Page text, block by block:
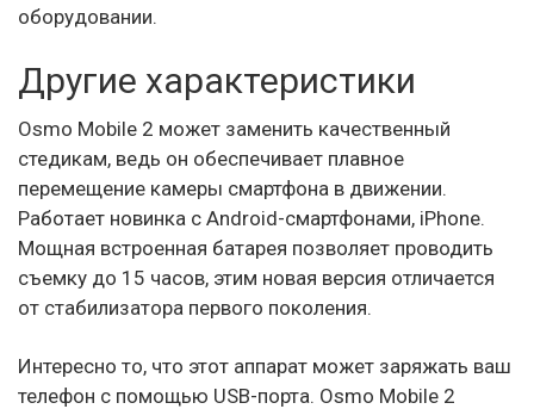
оборудовании.
Другие характеристики
Osmo Mobile 2 может заменить качественный
стедикам, ведь он обеспечивает плавное
перемещение камеры смартфона в движении.
Работает новинка с Android-смартфонами, iPhone.
Мощная встроенная батарея позволяет проводить
съемку до 15 часов, этим новая версия отличается
от стабилизатора первого поколения.
Интересно то, что этот аппарат может заряжать ваш
телефон с помощью USB-порта. Osmo Mobile 2